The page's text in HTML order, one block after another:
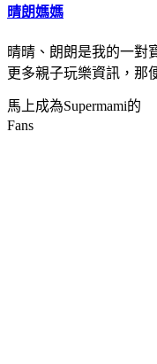
晴朗媽媽
晴晴、朗朗是我的一對
更多親子玩樂資訊，
馬上成為Supermami的
Fans